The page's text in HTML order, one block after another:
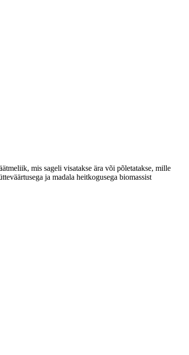
mis sageli visatakse ära või põletatakse, mille
ja madala heitkogusega biomassist